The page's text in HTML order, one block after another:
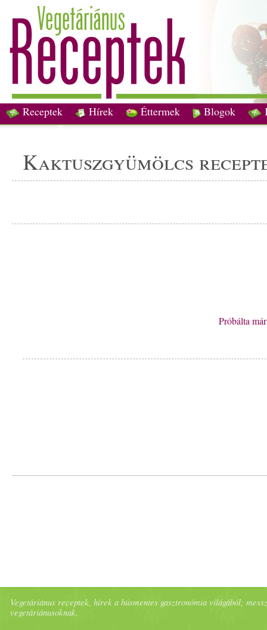
Receptek Hírek Éttermek Blogok
kaktuszgyümölcs
Próbálta
Vegetáriánus receptek, hírek a húsmentes gasztronómia világából;
vegetáriánusoknak.